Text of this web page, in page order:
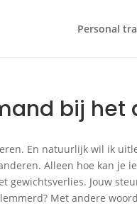
Personal
bij
En natuurlijk wil ik
Alleen hoe kan je
gewichtsverlies. Jouw
Met andere